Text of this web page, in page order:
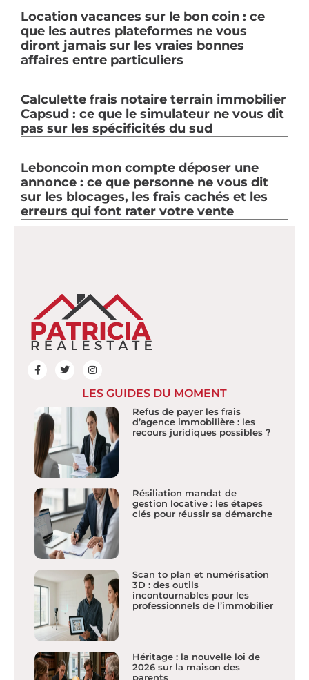
Location vacances sur le bon coin : ce
que les autres plateformes ne vous
diront jamais sur les vraies bonnes
affaires entre particuliers
Calculette frais notaire terrain immobilier
Capsud : ce que le simulateur ne vous dit
pas sur les spécificités du sud
Leboncoin mon compte déposer une
annonce : ce que personne ne vous dit
sur les blocages, les frais cachés et les
erreurs qui font rater votre vente
LES GUIDES DU MOMENT
Refus de payer les frais
d’agence immobilière : les
recours juridiques possibles ?
Résiliation mandat de
gestion locative : les étapes
clés pour réussir sa démarche
Scan to plan et numérisation
3D : des outils
incontournables pour les
professionnels de l’immobilier
Héritage : la nouvelle loi de
2026 sur la maison des
parents